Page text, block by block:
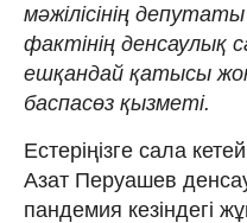
мәжілісінің
фактінің денсаулық
ешқандай қатысы
баспасөз қызметі.
Естеріңізге сала
Азат Перуашев
пандемия кезіндегі